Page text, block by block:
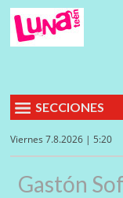
SECCIONES
Viernes 7.8.2026 | 5:20
Gastón